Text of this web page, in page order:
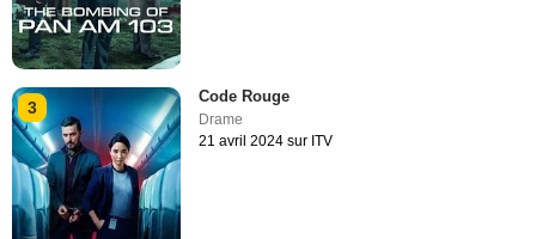
3
Code Rouge
Drame
21 avril 2024 sur ITV